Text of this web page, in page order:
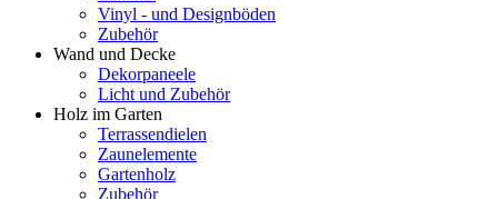
Vinyl - und Designböden
Zubehör
Wand und Decke
Dekorpaneele
Licht und Zubehör
Holz im Garten
Terrassendielen
Zaunelemente
Gartenholz
Zubehör